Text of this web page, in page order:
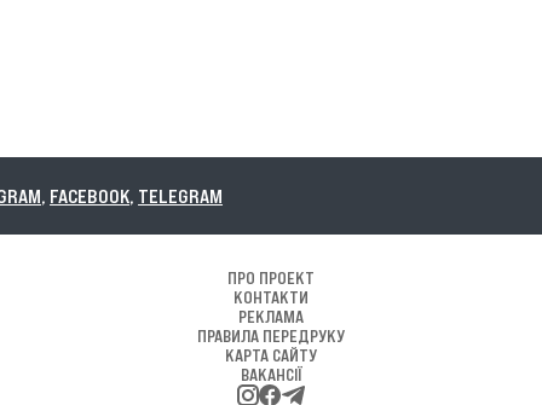
,TELEGRAM
ПРО ПРОЕКТ
КОНТАКТИ
РЕКЛАМА
ПРАВИЛА ПЕРЕДРУКУ
КАРТА САЙТУ
ВАКАНСІЇ